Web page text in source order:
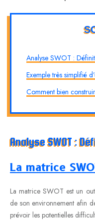
Analyse SWOT :
Exemple très simplifié
Comment bien
Analyse SWOT :
La matrice
La matrice SWOT est un
de son environnement afin
prévoir les potentielles